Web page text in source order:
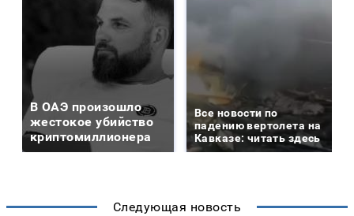
В ОАЭ произошло
жестокое убийство
криптомиллионера
Все новости по
падению вертолета на
Кавказе: читать здесь
Следующая новость